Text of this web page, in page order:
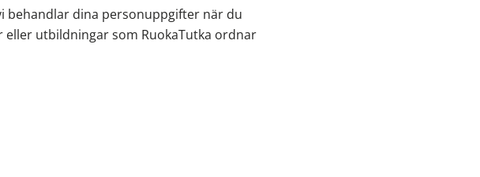
behandlar dina personuppgifter när du
eller utbildningar som RuokaTutka ordnar